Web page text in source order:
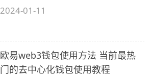
2024-01-11
欧易web3钱包使用方法 当前最热
门的去中心化钱包使用教程